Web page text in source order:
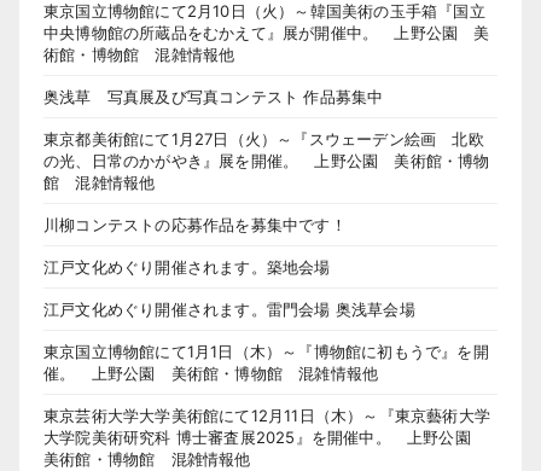
東京国立博物館にて2月10日（火）～韓国美術の玉手箱『国立
中央博物館の所蔵品をむかえて』展が開催中。 上野公園 美
術館・博物館 混雑情報他
奥浅草 写真展及び写真コンテスト 作品募集中
東京都美術館にて1月27日（火）～『スウェーデン絵画 北欧
の光、日常のかがやき』展を開催。 上野公園 美術館・博物
館 混雑情報他
川柳コンテストの応募作品を募集中です！
江戸文化めぐり開催されます。築地会場
江戸文化めぐり開催されます。雷門会場 奥浅草会場
東京国立博物館にて1月1日（木）～『博物館に初もうで』を開
催。 上野公園 美術館・博物館 混雑情報他
東京芸術大学大学美術館にて12月11日（木）～『東京藝術大学
大学院美術研究科 博士審査展2025』を開催中。 上野公園
美術館・博物館 混雑情報他